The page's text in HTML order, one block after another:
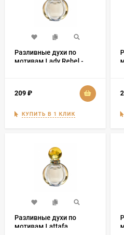
Разливные духи по
мотивам Lady Rebel -
209₽
КУПИТЬ В 1 КЛИК
Разливные духи по
мотивам Lattafa